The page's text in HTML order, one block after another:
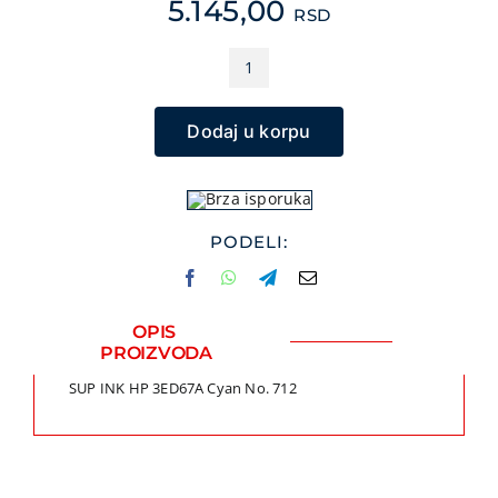
5.145,00 RSD
SUP
INK
HP
3ED67A
Cyan
No.
712
količina
Dodaj u korpu
PODELI:
OPIS
PROIZVODA
SUP INK HP 3ED67A Cyan No. 712